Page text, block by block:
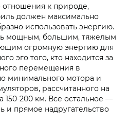
к природе,
должен максимально
использовать энергию.
мощным, большим, тяжелым
огромную энергию для
эго того, кто находится за
перемещения в
минимального мотора и
рассчитанного на
150-200 км. Все остальное —
и прямое надругательство